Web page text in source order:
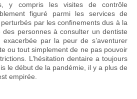
y compris les visites de contrôle
figuré parmi les services de
par les confinements dus à la
des personnes à consulter un dentiste
par la peur de s’aventurer
ou tout simplement de ne pas pouvoir
L’hésitation dentaire a toujours
le début de la pandémie, il y a plus de
empirée.